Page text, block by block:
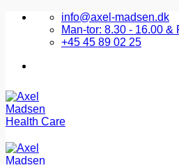
Fortsæt
info@axel-madsen.dk
Man-tor: 8.30 - 16.00 &
+45 45 89 02 25